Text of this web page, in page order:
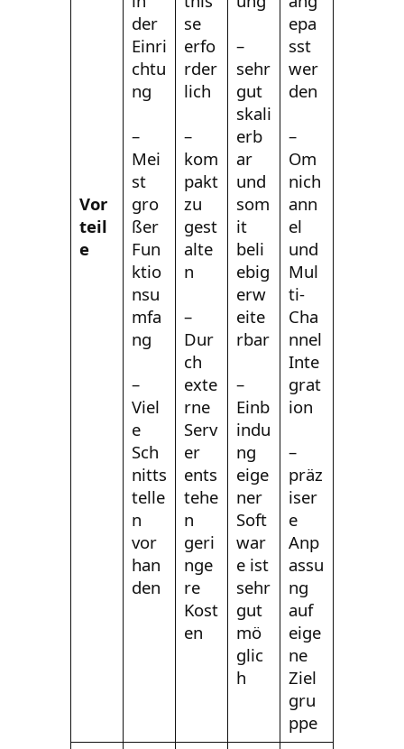
Vor
teil
e
der
Einri
chtu
ng
–
Mei
st
gro
ßer
Fun
ktio
nsu
mfa
ng
–
Viel
e
Sch
nitts
telle
n
vor
han
den
se
erfo
rder
lich
–
kom
pakt
zu
gest
alte
n
–
Dur
ch
exte
rne
Serv
er
ents
tehe
n
geri
nge
re
Kost
en
–
sehr
gut
skali
erb
ar
und
som
it
beli
ebig
erw
eite
rbar
–
Einb
indu
ng
eige
ner
Soft
war
e ist
sehr
gut
mö
glic
h
epa
sst
wer
den
–
Om
nich
ann
el
und
Mul
ti-
Cha
nnel
Inte
grat
ion
–
präz
iser
e
Anp
assu
ng
auf
eige
ne
Ziel
gru
ppe